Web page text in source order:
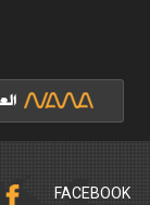
FACEBOOK